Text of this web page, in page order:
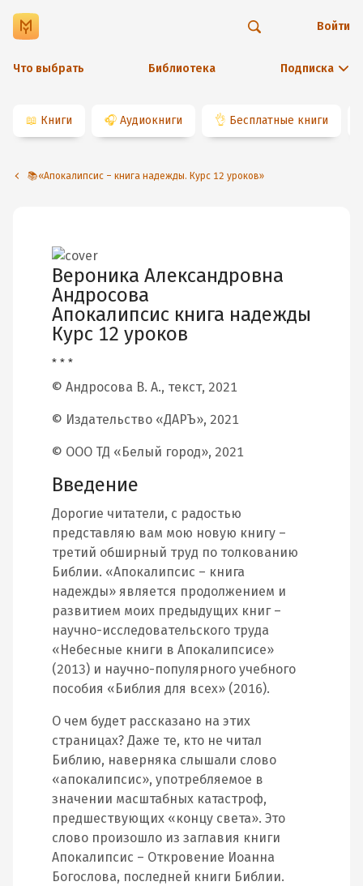
Что выбрать Библиотека Подписка
Войти
📖 Книги 🎧 Аудиокниги 👌 Бесплатные книги
📚«Апокалипсис – книга надежды. Курс 12 уроков»
Вероника Александровна
Андросова
Апокалипсис книга надежды
Курс 12 уроков
* * *
© Андросова В. А., текст, 2021
© Издательство «ДАРЪ», 2021
© ООО ТД «Белый город», 2021
Введение
Дорогие читатели, с радостью
представляю вам мою новую книгу –
третий обширный труд по толкованию
Библии. «Апокалипсис – книга
надежды» является продолжением и
развитием моих предыдущих книг –
научно-исследовательского труда
«Небесные книги в Апокалипсисе»
(2013) и научно-популярного учебного
пособия «Библия для всех» (2016).
О чем будет рассказано на этих
страницах? Даже те, кто не читал
Библию, наверняка слышали слово
«апокалипсис», употребляемое в
значении масштабных катастроф,
предшествующих «концу света». Это
слово произошло из заглавия книги
Апокалипсис – Откровение Иоанна
Богослова, последней книги Библии.